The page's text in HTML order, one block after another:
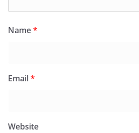
Name*
Email*
Website